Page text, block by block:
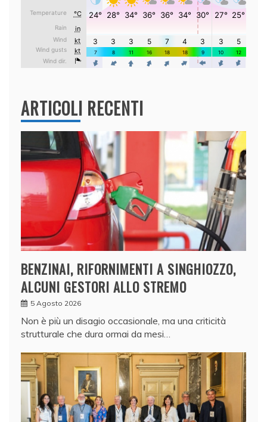
ARTICOLI RECENTI
BENZINAI, RIFORNIMENTI A SINGHIOZZO,
ALCUNI GESTORI ALLO STREMO
5 Agosto 2026
Non è più un disagio occasionale, ma una criticità
strutturale che dura ormai da mesi…